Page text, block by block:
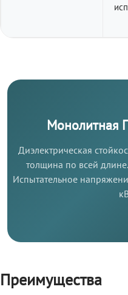
Монолитная
Диэлектрическая
толщина по всей
Испытательное
Преимущества